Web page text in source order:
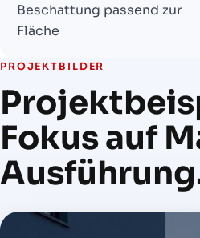
Beschattung passend zur
Fläche
PROJEKTBILDER
Fokus auf